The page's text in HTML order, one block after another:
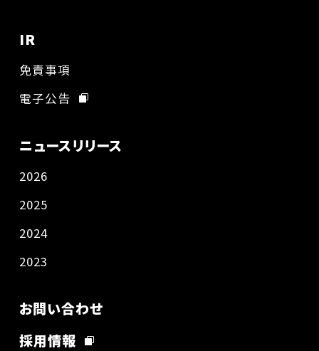
IR
免責事項
電子公告
ニュースリリース
2026
2025
2024
2023
お問い合わせ
採用情報